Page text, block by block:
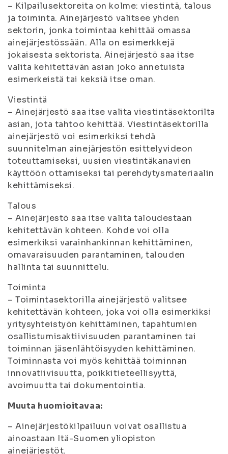
– Kilpailusektoreita on kolme: viestintä, talous
ja toiminta. Ainejärjestö valitsee yhden
sektorin, jonka toimintaa kehittää omassa
ainejärjestössään. Alla on esimerkkejä
jokaisesta sektorista. Ainejärjestö saa itse
valita kehitettävän asian joko annetuista
esimerkeistä tai keksiä itse oman.
Viestintä
– Ainejärjestö saa itse valita viestintäsektorilta
asian, jota tahtoo kehittää. Viestintäsektorilla
ainejärjestö voi esimerkiksi tehdä
suunnitelman ainejärjestön esittelyvideon
toteuttamiseksi, uusien viestintäkanavien
käyttöön ottamiseksi tai perehdytysmateriaalin
kehittämiseksi.
Talous
– Ainejärjestö saa itse valita taloudestaan
kehitettävän kohteen. Kohde voi olla
esimerkiksi varainhankinnan kehittäminen,
omavaraisuuden parantaminen, talouden
hallinta tai suunnittelu.
Toiminta
– Toimintasektorilla ainejärjestö valitsee
kehitettävän kohteen, joka voi olla esimerkiksi
yritysyhteistyön kehittäminen, tapahtumien
osallistumisaktiivisuuden parantaminen tai
toiminnan jäsenlähtöisyyden kehittäminen.
Toiminnasta voi myös kehittää toiminnan
innovatiivisuutta, poikkitieteellisyyttä,
avoimuutta tai dokumentointia.
Muuta huomioitavaa:
– Ainejärjestökilpailuun voivat osallistua
ainoastaan Itä-Suomen yliopiston
ainejärjestöt.